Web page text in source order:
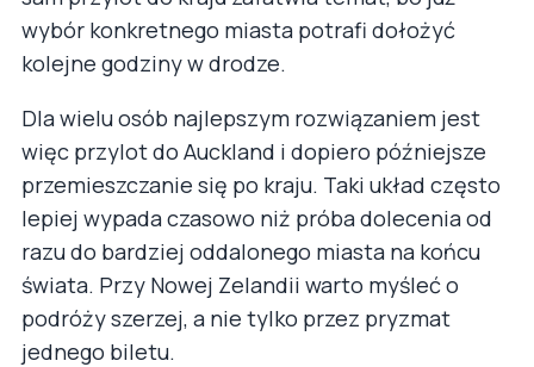
wybór konkretnego miasta potrafi dołożyć
kolejne godziny w drodze.
Dla wielu osób najlepszym rozwiązaniem jest
więc przylot do Auckland i dopiero późniejsze
przemieszczanie się po kraju. Taki układ często
lepiej wypada czasowo niż próba dolecenia od
razu do bardziej oddalonego miasta na końcu
świata. Przy Nowej Zelandii warto myśleć o
podróży szerzej, a nie tylko przez pryzmat
jednego biletu.